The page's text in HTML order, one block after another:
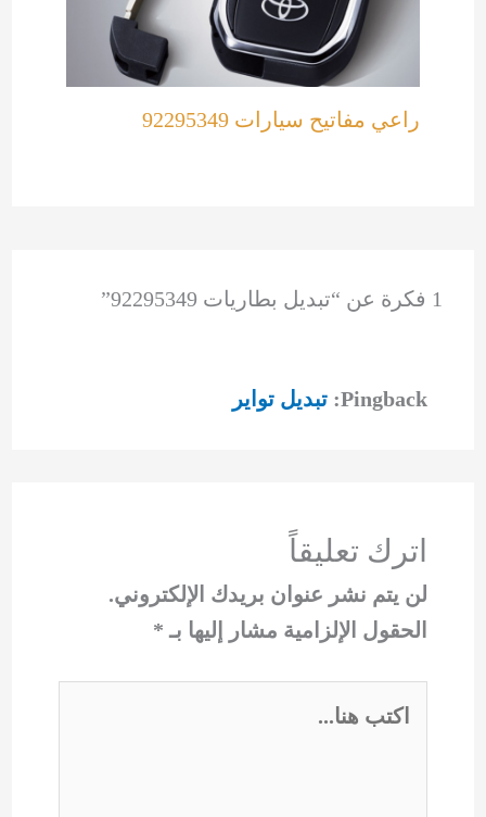
راعي مفاتيح سيارات 92295349
1 فكرة عن “تبديل بطاريات 92295349”
Pingback: تبديل تواير
اترك تعليقاً
لن يتم نشر عنوان بريدك الإلكتروني.
الحقول الإلزامية مشار إليها بـ *